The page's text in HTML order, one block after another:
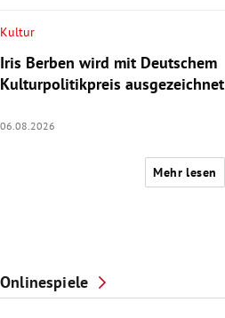
Kultur
Iris Berben wird mit Deutschem
Kulturpolitikpreis ausgezeichnet
06.08.2026
Mehr lesen
Onlinespiele